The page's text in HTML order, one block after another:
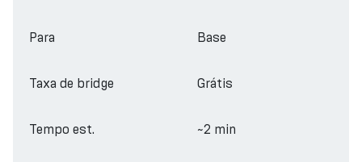
Para Base
Taxa de bridge Grátis
Tempo est. ~2 min